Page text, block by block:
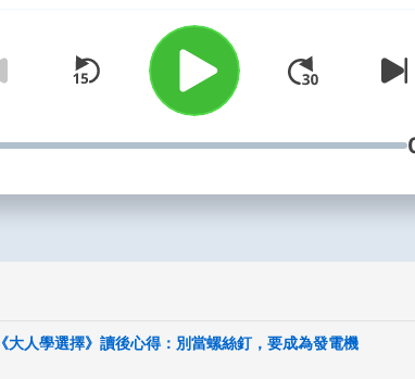
你好，我是「閱讀前哨站
長瓦基，歡迎來到「下一
麼？」我想回答每個愛書
問過自己的這個問題。我
你分享關於閱讀的大小事
的是，我如何運用從書裡
下一本讀什麼。
大人學選擇》讀後心得：別當螺絲釘，要成為發電機